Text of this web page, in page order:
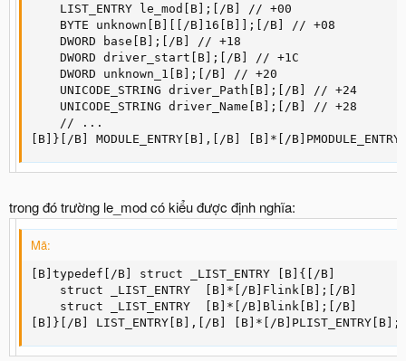
    LIST_ENTRY le_mod[B];[/B] // +00
    BYTE unknown[B][[/B]16[B]];[/B] // +08
    DWORD base[B];[/B] // +18
    DWORD driver_start[B];[/B] // +1C
    DWORD unknown_1[B];[/B] // +20
    UNICODE_STRING driver_Path[B];[/B] // +24
    UNICODE_STRING driver_Name[B];[/B] // +28
    // ...
[B]}[/B] MODULE_ENTRY[B],[/B] [B]*[/
trong đó trường le_mod có kiểu được định nghĩa:
Mã:
[B]typedef[/B] struct _LIST_ENTRY [B]{[/B]
    struct _LIST_ENTRY  [B]*[/B]Flink[B];[/B]
    struct _LIST_ENTRY  [B]*[/B]Blink[B];[/B]
[B]}[/B] LIST_ENTRY[B],[/B] [B]*[/